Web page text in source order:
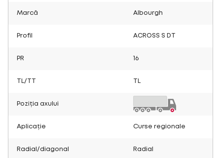
Marcă Albourgh
Profil ACROSS S DT
PR 16
TL/TT TL
Poziția axului
Aplicație Curse regionale
Radial/diagonal Radial